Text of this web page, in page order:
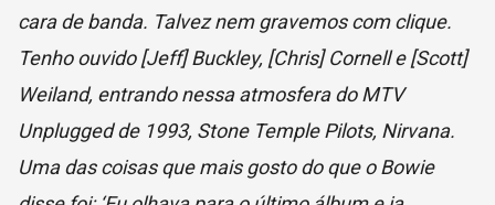
cara de banda. Talvez nem gravemos com clique.
Tenho ouvido [Jeff] Buckley, [Chris] Cornell e [Scott]
Weiland, entrando nessa atmosfera do MTV
Unplugged de 1993, Stone Temple Pilots, Nirvana.
Uma das coisas que mais gosto do que o Bowie